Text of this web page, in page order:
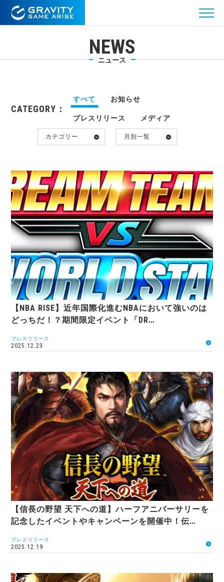
NEWS
ニュース
CATEGORY：
すべて お知らせ
プレスリリース メディア
カテゴリー 月別一覧
【NBA RISE】近年国際化進むNBAにおいて強いのは
どっちだ！？期間限定イベント「DR…
プレスリリース
2025.12.23
【信長の野望 天下への道】ハーフアニバーサリーを
記念したイベントやキャンペーンを開催中！伝…
プレスリリース
2025.12.19